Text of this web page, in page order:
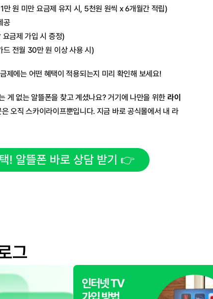
원 미만 요금제 유지 시, 5천원 원씩 x 6개월간 적립)
공
금제 가입 시 증정)
전월 30만 원 이상 사용 시)
제에는 어떤 혜택이 적용되는지 미리 확인해 보세요!
게 없는 알뜰폰을 찾고 계셨나요? 거기에 나만을 위한 라이
오직 스카이라이프뿐입니다. 지금 바로 공식몰에서 내 라
! 알뜰폰 바로 상담 받기 👉
그